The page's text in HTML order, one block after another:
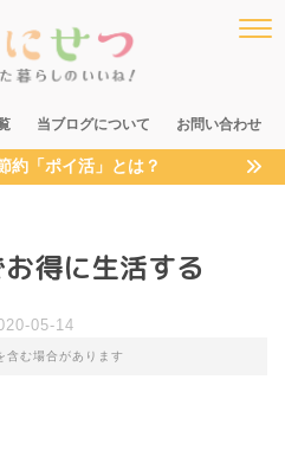
当ブログについて お問い合わせ
約「ポイ活」とは？
得に生活する
05-14
含む場合があります